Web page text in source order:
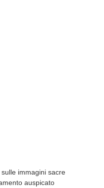
immagini sacre
auspicato